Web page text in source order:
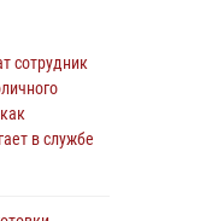
по
в
по
сотрудник
в службе